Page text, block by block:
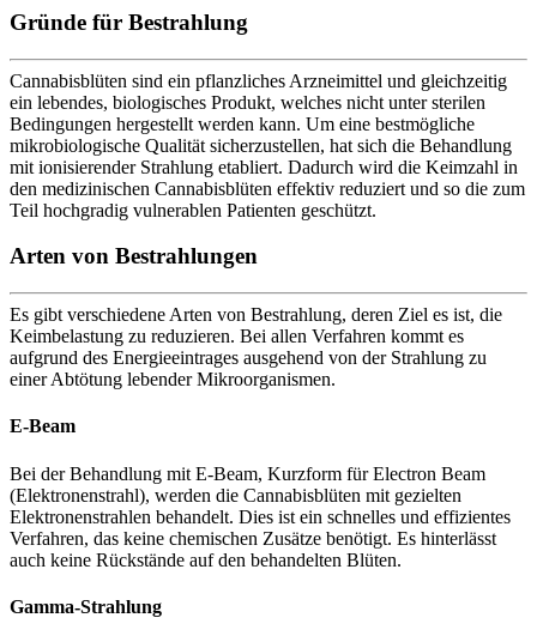
Gründe für Bestrahlung
Cannabisblüten sind ein pflanzliches Arzneimittel und gleichzeitig
ein lebendes, biologisches Produkt, welches nicht unter sterilen
Bedingungen hergestellt werden kann. Um eine bestmögliche
mikrobiologische Qualität sicherzustellen, hat sich die Behandlung
mit ionisierender Strahlung etabliert. Dadurch wird die Keimzahl in
den medizinischen Cannabisblüten effektiv reduziert und so die zum
Teil hochgradig vulnerablen Patienten geschützt.
Arten von Bestrahlungen
Es gibt verschiedene Arten von Bestrahlung, deren Ziel es ist, die
Keimbelastung zu reduzieren. Bei allen Verfahren kommt es
aufgrund des Energieeintrages ausgehend von der Strahlung zu
einer Abtötung lebender Mikroorganismen.
E-Beam
Bei der Behandlung mit E-Beam, Kurzform für Electron Beam
(Elektronenstrahl), werden die Cannabisblüten mit gezielten
Elektronenstrahlen behandelt. Dies ist ein schnelles und effizientes
Verfahren, das keine chemischen Zusätze benötigt. Es hinterlässt
auch keine Rückstände auf den behandelten Blüten.
Gamma-Strahlung